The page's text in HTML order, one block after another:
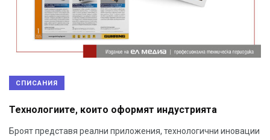
СПИСАНИЯ
Технологиите, които оформят индустрията
Броят представя реални приложения, технологични иновации